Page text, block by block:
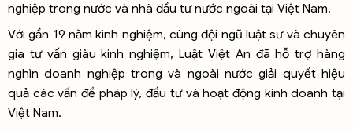
nghiệp trong nước và nhà đầu tư nước ngoài tại Việt Nam.
Với gần 19 năm kinh nghiệm, cùng đội ngũ luật sư và chuyên
gia tư vấn giàu kinh nghiệm, Luật Việt An đã hỗ trợ hàng
nghìn doanh nghiệp trong và ngoài nước giải quyết hiệu
quả các vấn đề pháp lý, đầu tư và hoạt động kinh doanh tại
Việt Nam.